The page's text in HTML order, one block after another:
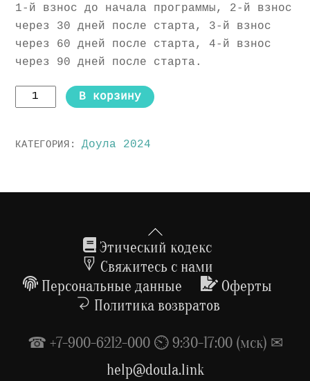
1-й взнос до начала программы, 2-й взнос
через 30 дней после старта, 3-й взнос
через 60 дней после старта, 4-й взнос
через 90 дней после старта.
Количество
доула
продвижение"
ежемесячный
взнос
В корзину
КАТЕГОРИЯ:Доула 2024
Back
To
Top
Этический кодекс
Свяжитесь с нами
Персональные данные
Оферты
Политика возвратов
☎ +7-900-6212-000 ⏲ 9:30-17:00 (мск) ✉
help@doula.link